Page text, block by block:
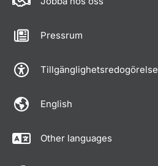
Pressrum
Tillgänglighetsredogörelse
English
Other languages